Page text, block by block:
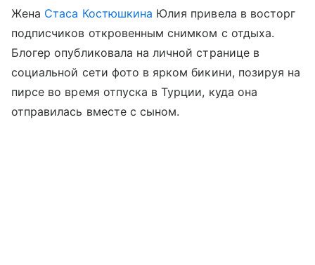
Жена Стаса Костюшкина Юлия привела в восторг
подписчиков откровенным снимком с отдыха.
Блогер опубликовала на личной странице в
социальной сети фото в ярком бикини, позируя на
пирсе во время отпуска в Турции, куда она
отправилась вместе с сыном.